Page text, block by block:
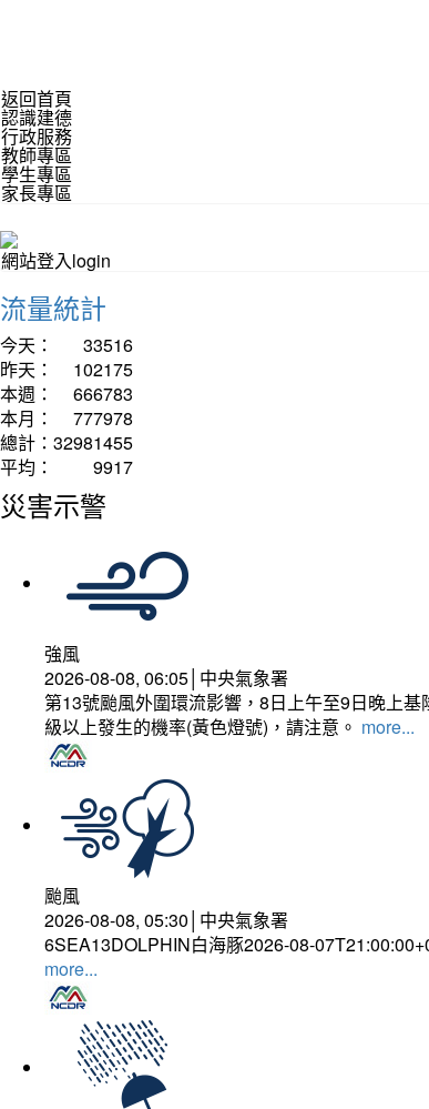
返回首頁
認識建德
行政服務
教師專區
學生專區
家長專區
網站登入login
流量統計
今天：
33516
昨天：
102175
本週：
666783
本月：
777978
總計： 32981455
平均：
9917
災害示警
強風
2026-08-08, 06:05│中央氣象署
第13號颱風外圍環流影響，8日上午至9日晚上
級以上發生的機率(黃色燈號)，請注意。 more...
颱風
2026-08-08, 05:30│中央氣象署
6SEA13DOLPHIN白海豚2026-08-
more...